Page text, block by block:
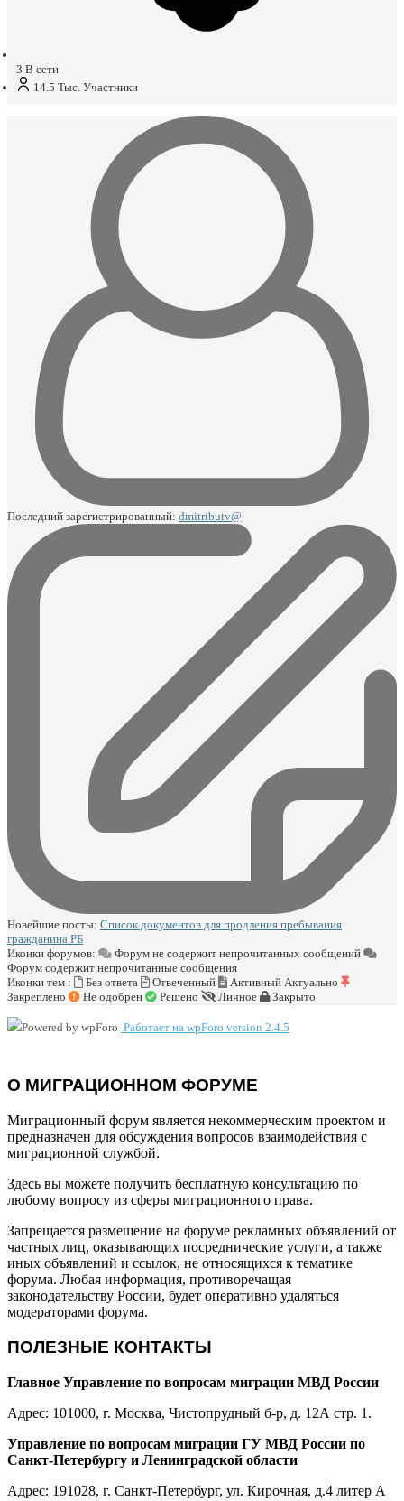
3 В сети
14.5 Тыс. Участники
Последний зарегистрированный: dmitributv@
Новейшие посты: Список документов для продления пребывания
гражданина РБ
Иконки форумов:
Форум не содержит непрочитанных сообщений
Форум содержит непрочитанные сообщения
Иконки тем :
Без ответа Отвеченный Активный Актуально
Закреплено
Не одобрен Решено Личное Закрыто
Работает на wpForo version 2.4.5
О МИГРАЦИОННОМ ФОРУМЕ
Миграционный форум является некоммерческим проектом и
предназначен для обсуждения вопросов взаимодействия с
миграционной службой.
Здесь вы можете получить бесплатную консультацию по
любому вопросу из сферы миграционного права.
Запрещается размещение на форуме рекламных объявлений от
частных лиц, оказывающих посреднические услуги, а также
иных объявлений и ссылок, не относящихся к тематике
форума. Любая информация, противоречащая
законодательству России, будет оперативно удаляться
модераторами форума.
ПОЛЕЗНЫЕ КОНТАКТЫ
Главное Управление по вопросам миграции МВД России
Адрес: 101000, г. Москва, Чистопрудный б-р, д. 12А стр. 1.
Управление по вопросам миграции ГУ МВД России по
Санкт-Петербургу и Ленинградской области
Адрес: 191028, г. Санкт-Петербург, ул. Кирочная, д.4 литер А